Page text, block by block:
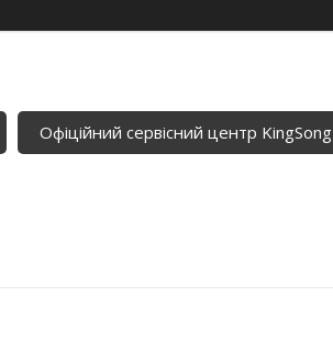
Офіційний сервісний центр KingSong